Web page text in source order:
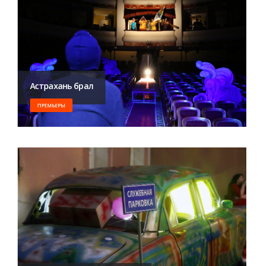
Астрахань брал
ПРЕМЬЕРЫ